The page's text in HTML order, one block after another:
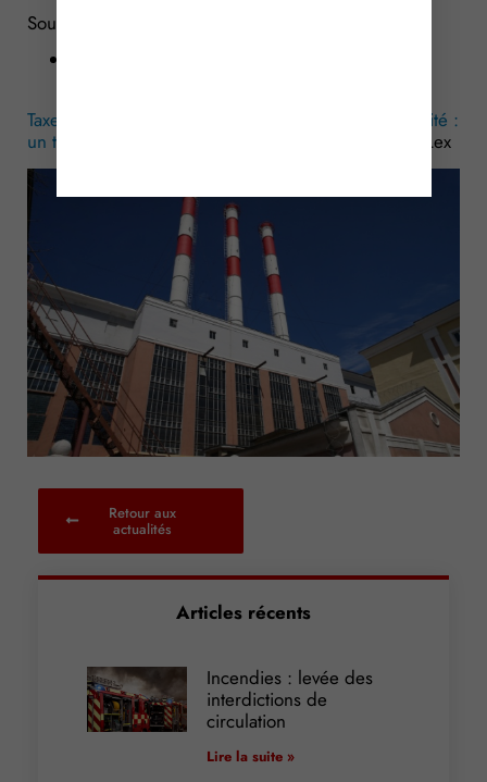
Sources :
Taxe intérieure sur la consommation finale d’électricité :
un taux réduit sous conditions
– © Copyright WebLex
Retour aux
actualités
Articles récents
Incendies : levée des
interdictions de
circulation
Lire la suite »